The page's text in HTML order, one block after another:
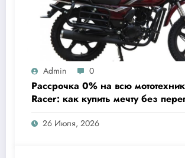
Admin 0
Рассрочка 0% на всю
Racer: как купить мечту без
26 Июля, 2026